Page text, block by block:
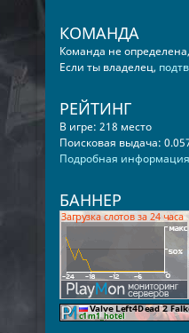
КОМАНДА
Команда не
Если ты владелец,
РЕЙТИНГ
В игре: 218 место
Поисковая выдача:
Подробная
БАННЕР